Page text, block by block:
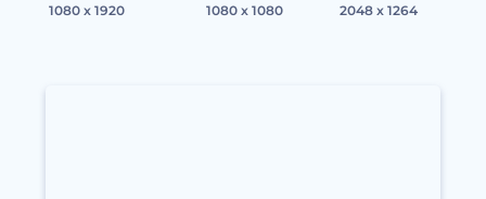
1080 x 1920
1080 x 1080
2048 x 1264